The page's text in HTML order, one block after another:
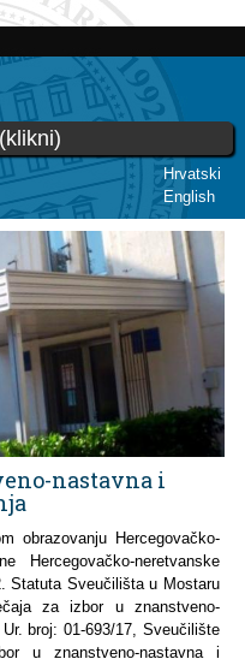
Hrvatski
English
nastavna i
obrazovanju Hercegovačko-
Hercegovačko-neretvanske
Statuta Sveučilišta u Mostaru
za izbor u znanstveno-
broj: 01-693/17, Sveučilište
u znanstveno-nastavna i